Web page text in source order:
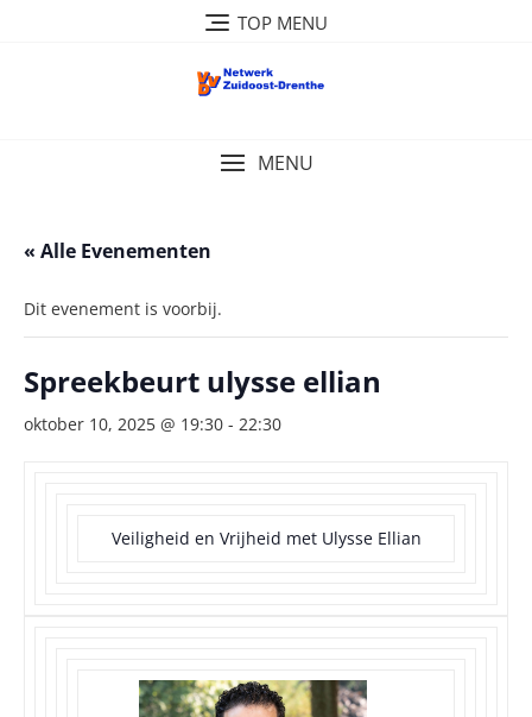
TOP MENU
MENU
« Alle Evenementen
Dit evenement is voorbij.
Spreekbeurt ulysse ellian
oktober 10, 2025 @ 19:30 - 22:30
Veiligheid en Vrijheid met Ulysse Ellian